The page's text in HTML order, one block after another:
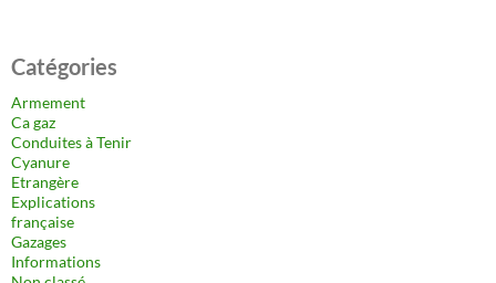
Catégories
Armement
Ca gaz
Conduites à Tenir
Cyanure
Etrangère
Explications
française
Gazages
Informations